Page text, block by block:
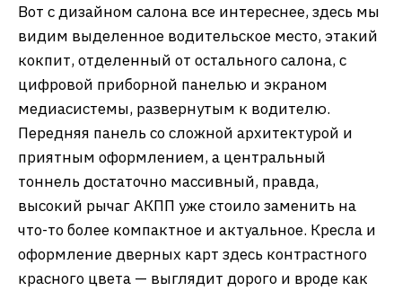
Вот с дизайном салона все интереснее, здесь мы
видим выделенное водительское место, этакий
кокпит, отделенный от остального салона, с
цифровой приборной панелью и экраном
медиасистемы, развернутым к водителю.
Передняя панель со сложной архитектурой и
приятным оформлением, а центральный
тоннель достаточно массивный, правда,
высокий рычаг АКПП уже стоило заменить на
что-то более компактное и актуальное. Кресла и
оформление дверных карт здесь контрастного
красного цвета — выглядит дорого и вроде как